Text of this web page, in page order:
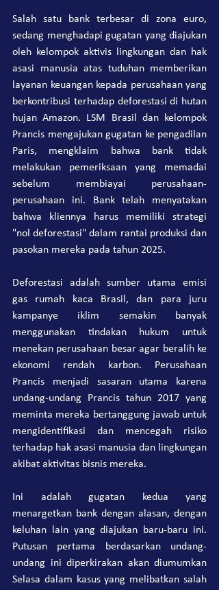
Salah satu bank terbesar di zona euro,
sedang menghadapi gugatan yang diajukan
oleh kelompok aktivis lingkungan dan hak
asasi manusia atas tuduhan memberikan
layanan keuangan kepada perusahaan yang
berkontribusi terhadap deforestasi di hutan
hujan Amazon. LSM Brasil dan kelompok
Prancis mengajukan gugatan ke pengadilan
Paris, mengklaim bahwa bank tidak
melakukan pemeriksaan yang memadai
sebelum membiayai perusahaan-
perusahaan ini. Bank telah menyatakan
bahwa kliennya harus memiliki strategi
"nol deforestasi" dalam rantai produksi dan
pasokan mereka pada tahun 2025.
Deforestasi adalah sumber utama emisi
gas rumah kaca Brasil, dan para juru
kampanye iklim semakin banyak
menggunakan tindakan hukum untuk
menekan perusahaan besar agar beralih ke
ekonomi rendah karbon. Perusahaan
Prancis menjadi sasaran utama karena
undang-undang Prancis tahun 2017 yang
meminta mereka bertanggung jawab untuk
mengidentifikasi dan mencegah risiko
terhadap hak asasi manusia dan lingkungan
akibat aktivitas bisnis mereka.
Ini adalah gugatan kedua yang
menargetkan bank dengan alasan, dengan
keluhan lain yang diajukan baru-baru ini.
Putusan pertama berdasarkan undang-
undang ini diperkirakan akan diumumkan
Selasa dalam kasus yang melibatkan salah